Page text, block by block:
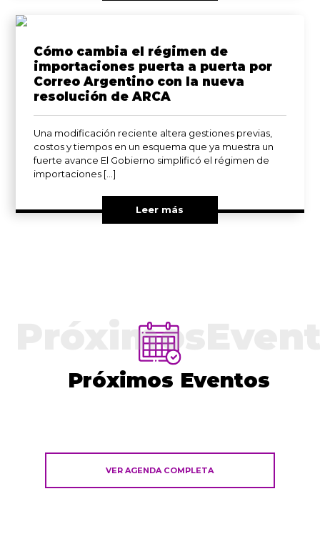
Cómo cambia el régimen de
importaciones puerta a puerta por
Correo Argentino con la nueva
resolución de ARCA
Una modificación reciente altera gestiones previas,
costos y tiempos en un esquema que ya muestra un
fuerte avance El Gobierno simplificó el régimen de
importaciones […]
Leer más
Próximos Eventos
VER AGENDA COMPLETA